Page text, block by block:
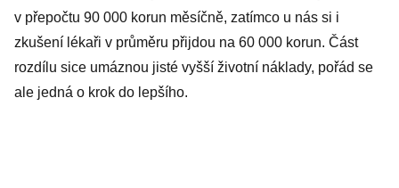
v přepočtu 90 000 korun měsíčně, zatímco u nás si i
zkušení lékaři v průměru přijdou na 60 000 korun. Část
rozdílu sice umáznou jisté vyšší životní náklady, pořád se
ale jedná o krok do lepšího.